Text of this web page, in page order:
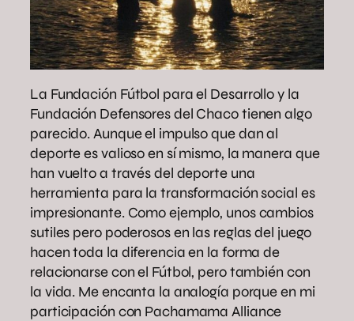
La Fundación Fútbol para el Desarrollo y la
Fundación Defensores del Chaco tienen algo
parecido. Aunque el impulso que dan al
deporte es valioso en sí mismo, la manera que
han vuelto a través del deporte una
herramienta para la transformación social es
impresionante. Como ejemplo, unos cambios
sutiles pero poderosos en las reglas del juego
hacen toda la diferencia en la forma de
relacionarse con el Fútbol, pero también con
la vida. Me encanta la analogía porque en mi
participación con Pachamama Alliance